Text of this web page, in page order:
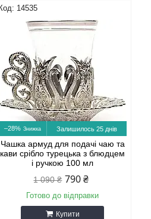
14535
–28% Залишилось 25 днів
Чашка армуд для подачі чаю та
кави срібло турецька з блюдцем
і ручкою 100 мл
1 090 ₴ 790 ₴
Готово до відправки
Купити